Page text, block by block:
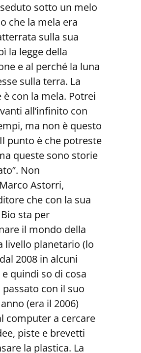
sotto un melo
che la mela era
sulla sua
la legge della
e al perché la luna
sulla terra. La
è con la mela. Potrei
all’infinito con
ma non è questo
punto è che potreste
queste sono storie
Non
Astorri,
che con la sua
sta per
il mondo della
livello planetario (lo
2008 in alcuni
e quindi so di cosa
passato con il suo
(era il 2006)
computer a cercare
piste e brevetti
la plastica. La